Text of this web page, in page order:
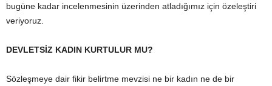
bugüne kadar incelenmesinin üzerinden atladığımız için özeleştiri
veriyoruz.
DEVLETSİZ KADIN KURTULUR MU?
Sözleşmeye dair fikir belirtme mevzisi ne bir kadın ne de bir